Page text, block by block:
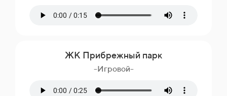
ЖК Прибрежный парк
-Игровой-